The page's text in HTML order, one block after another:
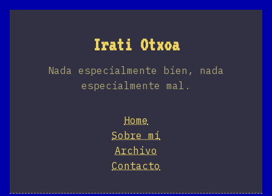
Irati Otxoa
Nada especialmente bien, nada
especialmente mal.
Home
Sobre mí
Archivo
Contacto